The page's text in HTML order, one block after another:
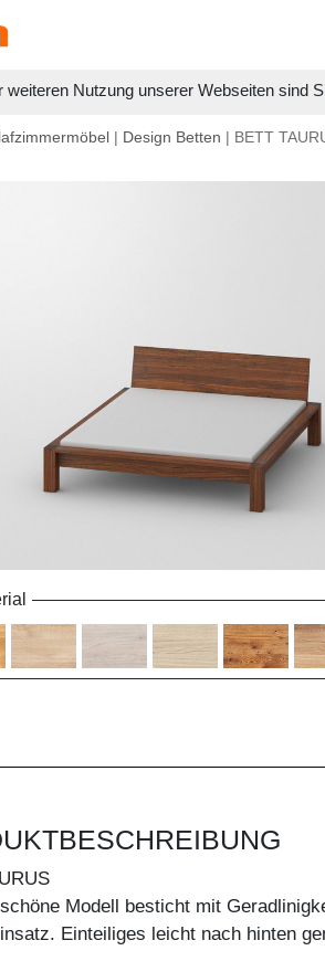
Nutzung unserer Webseiten sind
| Design Betten | BETT
Modell besticht mit
Einteiliges leicht nach hinten